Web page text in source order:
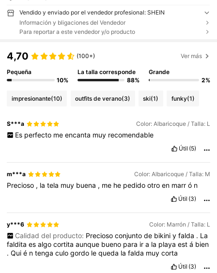
Vendido y enviado por el vendedor profesional: SHEIN
Información y bligaciones del Vendedor
Para reportar a este vendedor y/o producto
4,70 (100+) Ver más
Pequeña
10%
La talla corresponde
88%
Grande
2%
impresionante(10) outfits de verano(3) ski(1) funky(1)
S***a Color: Albaricoque / Talla: L
Es perfecto me encanta muy recomendable
Útil (5)
m***a Color: Albaricoque / Talla: M
Precioso , latela muy buena , me he pedidootroen marró n
Útil (3)
y***6 Color: Marrón / Talla: L
Calidad del producto: Precioso conjunto de bikini y falda . La
falditaesalgocortitaaunque bueno para ira la playaestá bien
.Quié ntengaculogordo lequeda lafalda muycorta
Útil (3)